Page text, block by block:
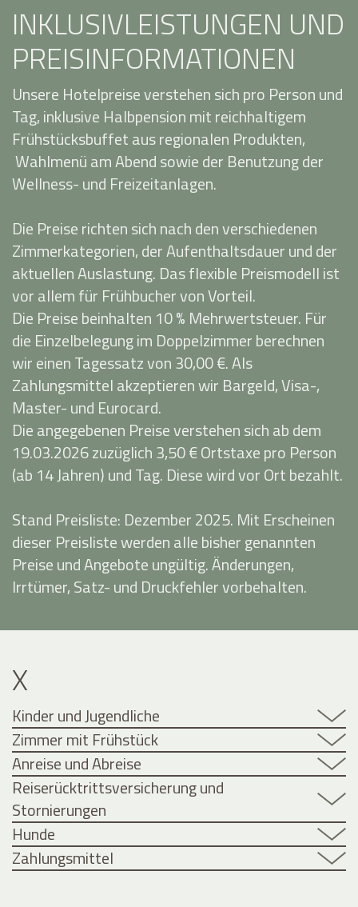
INKLUSIVLEISTUNGEN UND
PREISINFORMATIONEN
Unsere Hotelpreise verstehen sich pro Person und
Tag, inklusive Halbpension mit reichhaltigem
Frühstücksbuffet aus regionalen Produkten,
Wahlmenü am Abend sowie der Benutzung der
Wellness- und Freizeitanlagen.
Die Preise richten sich nach den verschiedenen
Zimmerkategorien, der Aufenthaltsdauer und der
aktuellen Auslastung. Das flexible Preismodell ist
vor allem für Frühbucher von Vorteil.
Die Preise beinhalten 10 % Mehrwertsteuer. Für
die Einzelbelegung im Doppelzimmer berechnen
wir einen Tagessatz von 30,00 €. Als
Zahlungsmittel akzeptieren wir Bargeld, Visa-,
Master- und Eurocard.
Die angegebenen Preise verstehen sich ab dem
19.03.2026 zuzüglich 3,50 € Ortstaxe pro Person
(ab 14 Jahren) und Tag. Diese wird vor Ort bezahlt.
Stand Preisliste: Dezember 2025. Mit Erscheinen
dieser Preisliste werden alle bisher genannten
Preise und Angebote ungültig. Änderungen,
Irrtümer, Satz- und Druckfehler vorbehalten.
X
Kinder und Jugendliche
Zimmer mit Frühstück
Anreise und Abreise
Reiserücktrittsversicherung und
Stornierungen
Hunde
Zahlungsmittel